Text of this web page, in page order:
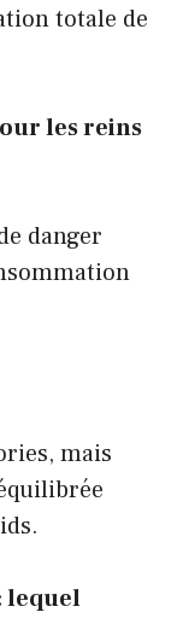
totale de
les reins
danger
mais
lequel